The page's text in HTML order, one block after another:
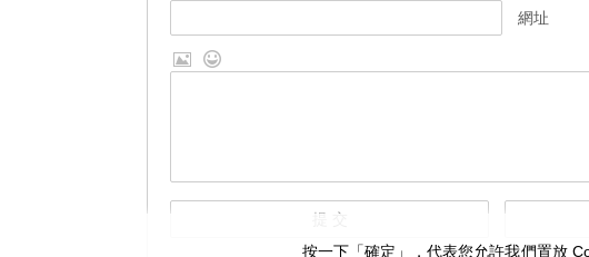
網址
按一下「確定」，代表您允許我們置放